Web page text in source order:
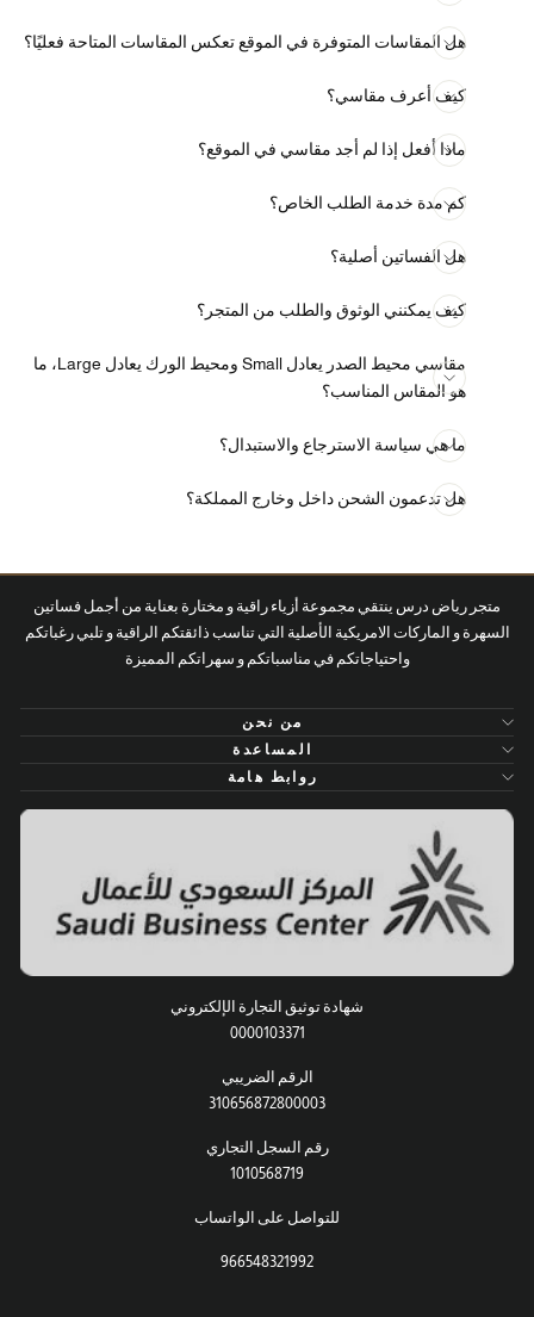
هل المقاسات المتوفرة في الموقع تعكس المقاسات المتاحة فعليًا؟
كيف أعرف مقاسي؟
ماذا أفعل إذا لم أجد مقاسي في الموقع؟
كم مدة خدمة الطلب الخاص؟
هل الفساتين أصلية؟
كيف يمكنني الوثوق والطلب من المتجر؟
مقاسي محيط الصدر يعادل Small ومحيط الورك يعادل Large، ما
هو المقاس المناسب؟
ما هي سياسة الاسترجاع والاستبدال؟
هل تدعمون الشحن داخل وخارج المملكة؟
متجر رياض درس ينتقي مجموعة أزياء راقية و مختارة بعناية من أجمل فساتين
السهرة و الماركات الامريكية الأصلية التي تناسب ذائقتكم الراقية و تلبي رغباتكم
واحتياجاتكم في مناسباتكم و سهراتكم المميزة
من نحن
المساعدة
روابط هامة
شهادة توثيق التجارة الإلكتروني
0000103371
الرقم الضريبي
310656872800003
رقم السجل التجاري
1010568719
للتواصل على الواتساب
966548321992